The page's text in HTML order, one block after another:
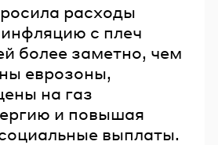
расходы
с плеч
более заметно, чем
еврозоны,
на газ
и повышая
выплаты.